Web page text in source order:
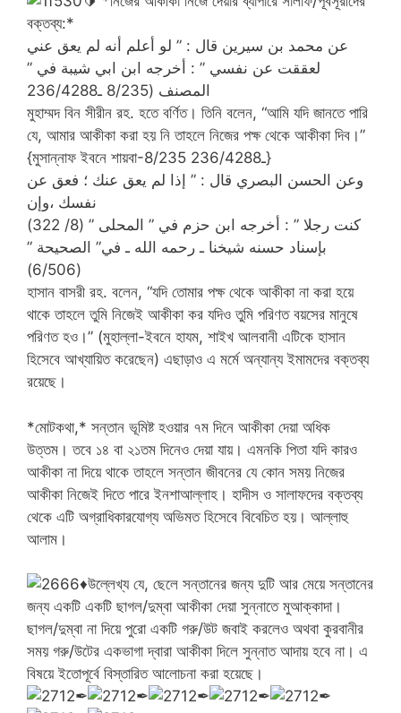
বক্তব্য:*
عن محمد بن سيرين قال : ” لو أعلم أنه لم يعق عني
لعققت عن نفسي ” : أخرجه ابن ابي شيبة في ”
المصنف (8/235 ـ236/4288
মুহাম্মদ বিন সীরীন রহ. হতে বর্ণিত। তিনি বলেন, “আমি যদি জানতে পারি
যে, আমার আকীকা করা হয় নি তাহলে নিজের পক্ষ থেকে আকীকা দিব।”
{মুসান্নাফ ইবনে শায়বা-8/235 ـ236/4288}
وعن الحسن البصري قال : ” إذا لم يعق عنك ؛ فعق عن
نفسك ،وإن
كنت رجلا ” : أخرجه ابن حزم في ” المحلى ” (8/ 322)
بإسناد حسنه شيخنا ـ رحمه الله ـ في” الصحيحة ”
(6/506)
হাসান বাসরী রহ. বলেন, “যদি তোমার পক্ষ থেকে আকীকা না করা হয়ে
থাকে তাহলে তুমি নিজেই আকীকা কর যদিও তুমি পরিণত বয়সের মানুষে
পরিণত হও।” (মুহাল্লা-ইবনে হাযম, শাইখ আলবানী এটিকে হাসান
হিসেবে আখ্যায়িত করেছেন) এছাড়াও এ মর্মে অন্যান্য ইমামদের বক্তব্য
রয়েছে।
*মোটকথা,* সন্তান ভূমিষ্ট হওয়ার ৭ম দিনে আকীকা দেয়া অধিক
উত্তম। তবে ১৪ বা ২১তম দিনেও দেয়া যায়। এমনকি পিতা যদি কারও
আকীকা না দিয়ে থাকে তাহলে সন্তান জীবনের যে কোন সময় নিজের
আকীকা নিজেই দিতে পারে ইনশাআল্লাহ। হাদীস ও সালাফদের বক্তব্য
থেকে এটি অগ্রাধিকারযোগ্য অভিমত হিসেবে বিবেচিত হয়। আল্লাহু
আলাম।
♦উল্লেখ্য যে, ছেলে সন্তানের জন্য দুটি আর মেয়ে সন্তানের
জন্য একটি একটি ছাগল/দুম্বা আকীকা দেয়া সুন্নাতে মুআক্কাদা।
ছাগল/দুম্বা না দিয়ে পুরো একটি গরু/উট জবাই করলেও অথবা কুরবানীর
সময় গরু/উটের একভাগা দ্বারা আকীকা দিলে সুন্নাত আদায় হবে না। এ
বিষয়ে ইতোপূর্বে বিস্তারিত আলোচনা করা হয়েছে।
✒
✒ ✒ ✒
✒